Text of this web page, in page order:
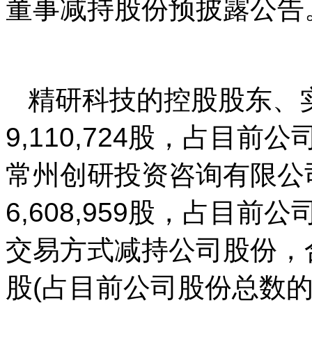
董事减持股份预披露公告
精研科技的控股股东、
9,110,724股，占目前公
常州创研投资咨询有限公
6,608,959股，占目前公
交易方式减持公司股份
股(占目前公司股份总数